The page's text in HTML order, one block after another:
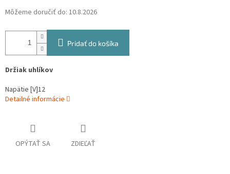
Môžeme doručiť do: 10.8.2026
Pridať do košíka
Držiak uhlíkov
Napätie [V]12
Detailné informácie
OPÝTAŤ SA ZDIEĽAŤ